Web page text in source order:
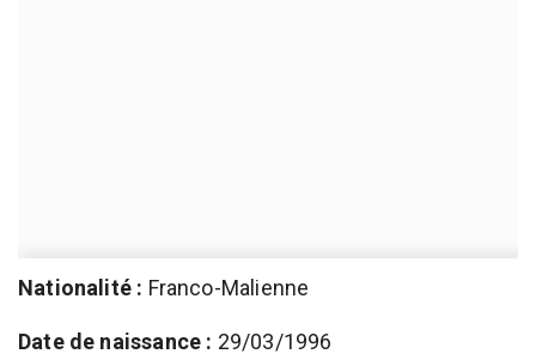
Nationalité : Franco-Malienne
Date de naissance : 29/03/1996